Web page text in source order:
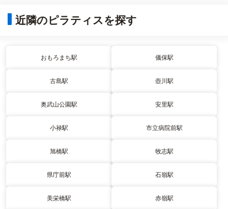
近隣のピラティスを探す
おもろまち駅 儀保駅
古島駅 壺川駅
奥武山公園駅 安里駅
小禄駅 市立病院前駅
旭橋駅 牧志駅
県庁前駅 石嶺駅
美栄橋駅 赤嶺駅